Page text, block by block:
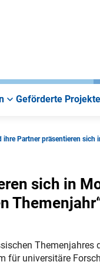
Geförderte Projekte
ihre Partner präsentieren
sich in
für universitäre